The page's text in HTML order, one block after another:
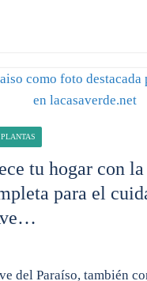
PLANTAS
tu hogar con
para el
del Paraíso, también